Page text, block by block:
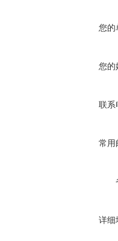
您的
您的
联系
常用
详细